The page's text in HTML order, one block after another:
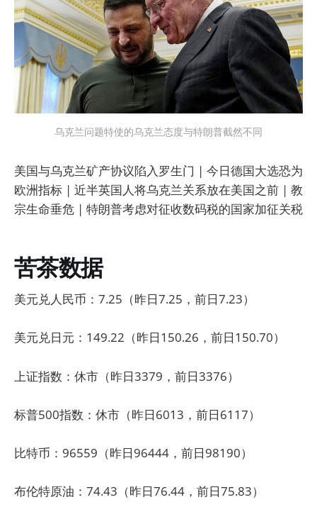
乌克兰问题特使的乌克兰态度与特朗普截然不同
美国与乌克兰矿产协议陷入罗生门 | 今日德国大选恐为
欧洲指标 | 近半英国人将乌克兰关系放在美国之前 | 教
宗生命垂危 | 特朗普考虑对征收数码税的国家加征关税
苦茶数据
美元兑人民币：7.25（昨日7.25，前日7.23）
美元兑日元：149.22（昨日150.26，前日150.70）
上证指数：休市（昨日3379，前日3376）
标普500指数：休市（昨日6013，前日6117）
比特币：96559（昨日96444，前日98190）
布伦特原油：74.43（昨日76.44，前日75.83）